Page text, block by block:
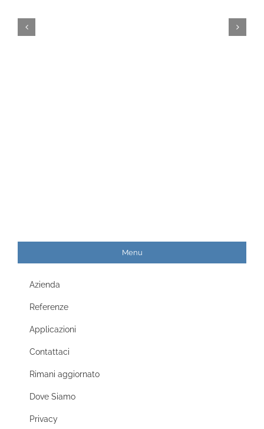
Menu
Azienda
Referenze
Applicazioni
Contattaci
Rimani aggiornato
Dove Siamo
Privacy